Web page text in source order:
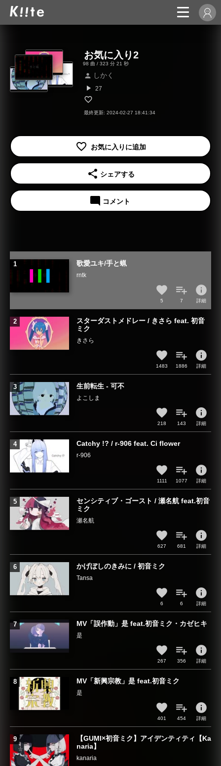
お気に入り2
98 曲 / 323 分 21 秒
person しかく
play_arrow 27
最終更新: 2024-02-27 18:41:34
share シェアする
mode_comment コメント
歌愛ユキ/手と蝋
rntk
5 7
info
詳細
スターダストメドレー / きさら feat. 初音
ミク
きさら
1483 1886
info
詳細
生前転生 - 可不
よこしま
218 143
info
詳細
Catchy !? / r-906 feat. Ci flower
r-906
1111 1077
info
詳細
センシティブ・ゴースト / 瀬名航 feat.初音
ミク
瀬名航
627 681
info
詳細
かげぼしのきみに / 初音ミク
Tansa
6 6
info
詳細
MV「誤作動」是 feat.初音ミク・カゼヒキ
是︎︎
267 356
info
詳細
MV「新興宗教」是 feat.初音ミク
是︎︎
401 454
info
詳細
【GUMI×初音ミク】アイデンティティ【Ka
naria】
kanaria